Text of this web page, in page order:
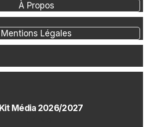
À Propos
Mentions Légales
Kit Média 2026/2027